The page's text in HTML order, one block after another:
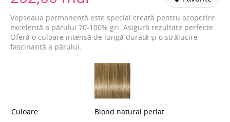
Vopseaua permanentă este special creată pentru acoperire
excelentă a părului 70-100% gri. Asigură rezultate perfecte.
Oferă o culoare intensă de lungă durată și o strălucire
fascinantă a părului.
Culoare
Blond natural perlat